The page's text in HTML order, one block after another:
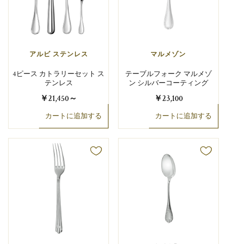
アルビ ステンレス
4ピース カトラリーセット ス
テンレス
￥21,450～
カートに追加する
マルメゾン
テーブルフォーク マルメゾ
ン シルバーコーティング
￥23,100
カートに追加する